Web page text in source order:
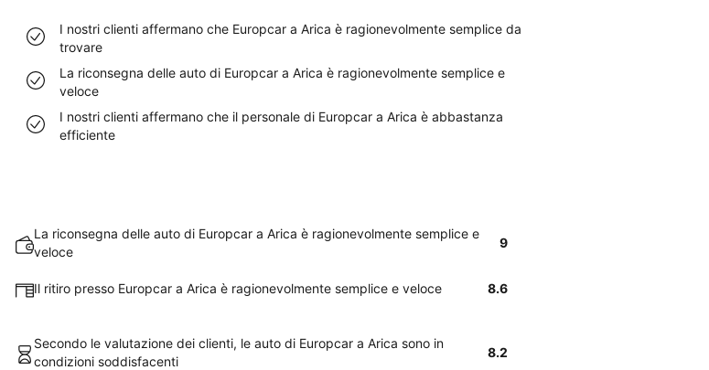
I nostri clienti affermano che Europcar a Arica è ragionevolmente semplice da
trovare
La riconsegna delle auto di Europcar a Arica è ragionevolmente semplice e
veloce
I nostri clienti affermano che il personale di Europcar a Arica è abbastanza
efficiente
La riconsegna delle auto di Europcar a Arica è ragionevolmente semplice e
veloce
9
Il ritiro presso Europcar a Arica è ragionevolmente semplice e veloce 8.6
Secondo le valutazione dei clienti, le auto di Europcar a Arica sono in
condizioni soddisfacenti
8.2